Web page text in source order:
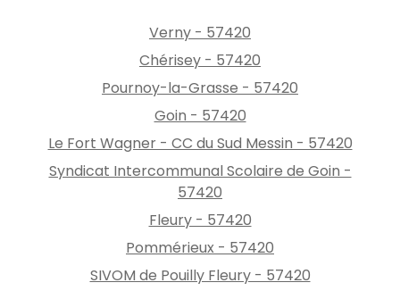
Verny - 57420
Chérisey - 57420
Pournoy-la-Grasse - 57420
Goin - 57420
Le Fort Wagner - CC du Sud Messin - 57420
Syndicat Intercommunal Scolaire de Goin -
57420
Fleury - 57420
Pommérieux - 57420
SIVOM de Pouilly Fleury - 57420